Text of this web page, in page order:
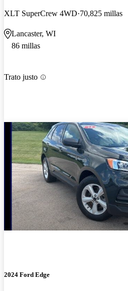
XLT SuperCrew 4WD 70,825 millas
Lancaster, WI
86 millas
Trato justo
2024 Ford Edge